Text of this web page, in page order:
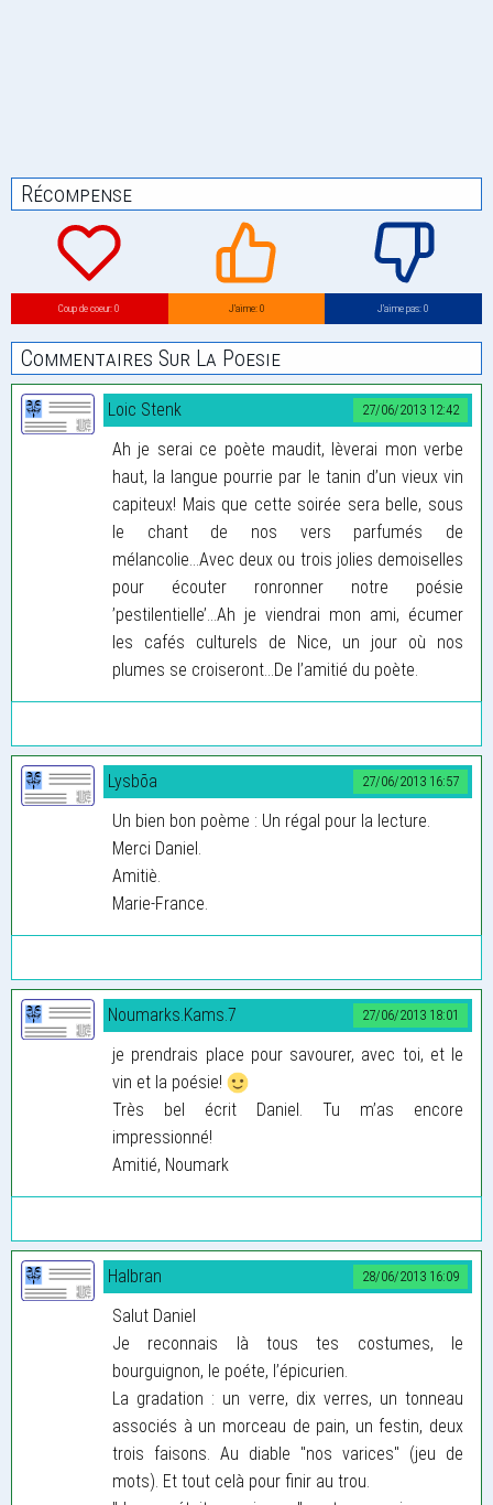
Récompense
Coup de coeur: 0 J’aime: 0 J’aime pas: 0
Commentaires Sur La Poesie
27/06/2013 12:42
Loic Stenk
Ah je serai ce poète maudit, lèverai mon verbe
haut, la langue pourrie par le tanin d’un vieux vin
capiteux! Mais que cette soirée sera belle, sous
le chant de nos vers parfumés de
mélancolie...Avec deux ou trois jolies demoiselles
pour écouter ronronner notre poésie
’pestilentielle’...Ah je viendrai mon ami, écumer
les cafés culturels de Nice, un jour où nos
plumes se croiseront...De l’amitié du poète.
27/06/2013 16:57
Lysbõa
Un bien bon poème : Un régal pour la lecture.
Merci Daniel.
Amitiè.
Marie-France.
27/06/2013 18:01
Noumarks.Kams.7
je prendrais place pour savourer, avec toi, et le
vin et la poésie!
Très bel écrit Daniel. Tu m’as encore
impressionné!
Amitié, Noumark
28/06/2013 16:09
Halbran
Salut Daniel
Je reconnais là tous tes costumes, le
bourguignon, le poéte, l’épicurien.
La gradation : un verre, dix verres, un tonneau
associés à un morceau de pain, un festin, deux
trois faisons. Au diable "nos varices" (jeu de
mots). Et tout celà pour finir au trou.